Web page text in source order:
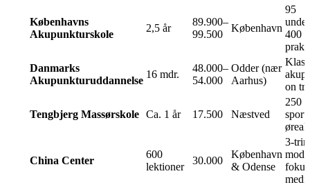
Københavns
Akupunkturskole
2,5 år
89.900–
99.500
København
95
400
Danmarks
Akupunkturuddannelse
16 mdr.
48.000–
54.000
Odder (nær
Aarhus)
on
Tengbjerg Massørskole Ca. 1 år 17.500 Næstved
250
China Center
600
lektioner
30.000
København
& Odense
3-